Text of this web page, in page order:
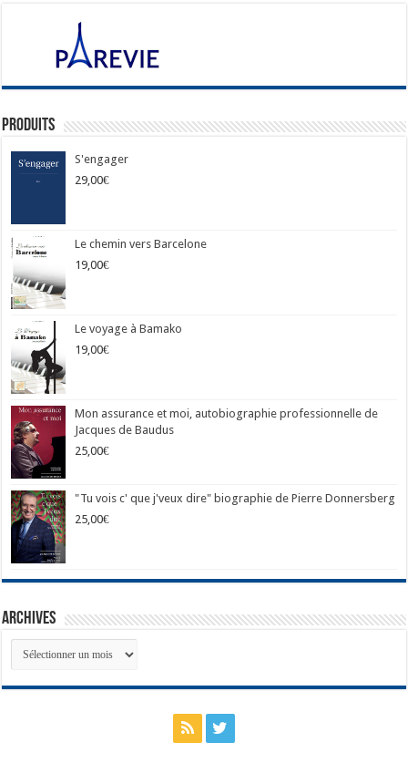
Produits
S'engager
29,00€
Le chemin vers Barcelone
19,00€
Le voyage à Bamako
19,00€
Mon assurance et moi, autobiographie professionnelle de
Jacques de Baudus
25,00€
"Tu vois c' que j'veux dire" biographie de Pierre Donnersberg
25,00€
Archives
Archives